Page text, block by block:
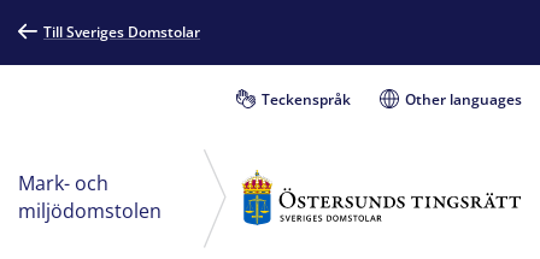
Till Sveriges Domstolar
Teckenspråk Other languages
Mark- och
miljödomstolen